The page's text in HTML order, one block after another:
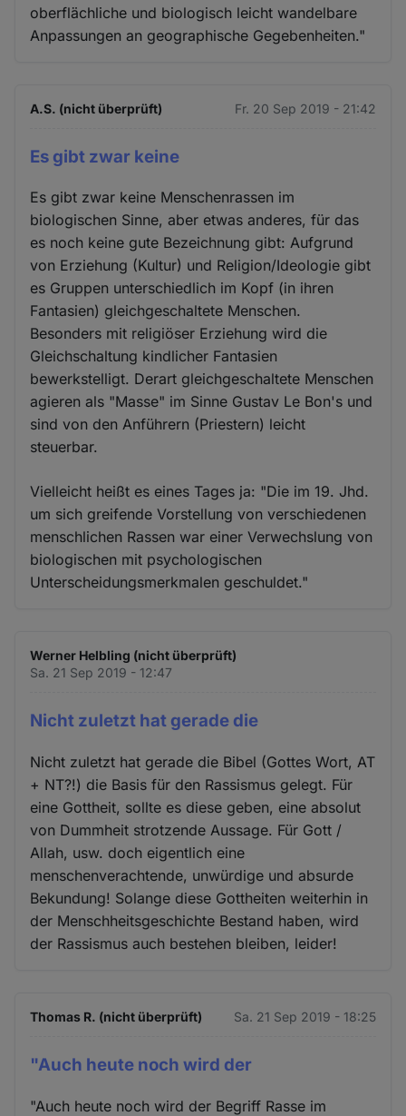
oberflächliche und biologisch leicht wandelbare
Anpassungen an geographische Gegebenheiten."
A.S. (nicht überprüft) Fr. 20 Sep 2019 - 21:42
Es gibt zwar keine
Es gibt zwar keine Menschenrassen im
biologischen Sinne, aber etwas anderes, für das
es noch keine gute Bezeichnung gibt: Aufgrund
von Erziehung (Kultur) und Religion/Ideologie gibt
es Gruppen unterschiedlich im Kopf (in ihren
Fantasien) gleichgeschaltete Menschen.
Besonders mit religiöser Erziehung wird die
Gleichschaltung kindlicher Fantasien
bewerkstelligt. Derart gleichgeschaltete Menschen
agieren als "Masse" im Sinne Gustav Le Bon's und
sind von den Anführern (Priestern) leicht
steuerbar.
Vielleicht heißt es eines Tages ja: "Die im 19. Jhd.
um sich greifende Vorstellung von verschiedenen
menschlichen Rassen war einer Verwechslung von
biologischen mit psychologischen
Unterscheidungsmerkmalen geschuldet."
Werner Helbling (nicht überprüft)
Sa. 21 Sep 2019 - 12:47
Nicht zuletzt hat gerade die
Nicht zuletzt hat gerade die Bibel (Gottes Wort, AT
+ NT?!) die Basis für den Rassismus gelegt. Für
eine Gottheit, sollte es diese geben, eine absolut
von Dummheit strotzende Aussage. Für Gott /
Allah, usw. doch eigentlich eine
menschenverachtende, unwürdige und absurde
Bekundung! Solange diese Gottheiten weiterhin in
der Menschheitsgeschichte Bestand haben, wird
der Rassismus auch bestehen bleiben, leider!
Thomas R. (nicht überprüft) Sa. 21 Sep 2019 - 18:25
"Auch heute noch wird der
"Auch heute noch wird der Begriff Rasse im